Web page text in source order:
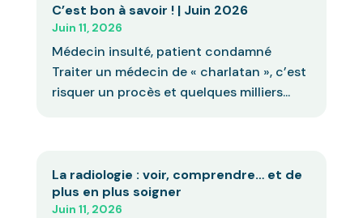
C’est bon à savoir ! | Juin 2026
Juin 11, 2026
Médecin insulté, patient condamné
Traiter un médecin de « charlatan », c’est
risquer un procès et quelques milliers...
La radiologie : voir, comprendre… et de
plus en plus soigner
Juin 11, 2026